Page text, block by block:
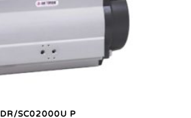
DR/SC02000U P